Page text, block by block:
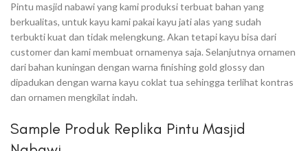
Pintu masjid nabawi yang kami produksi terbuat bahan yang
berkualitas, untuk kayu kami pakai kayu jati alas yang sudah
terbukti kuat dan tidak melengkung. Akan tetapi kayu bisa dari
customer dan kami membuat ornamenya saja. Selanjutnya ornamen
dari bahan kuningan dengan warna finishing gold glossy dan
dipadukan dengan warna kayu coklat tua sehingga terlihat kontras
dan ornamen mengkilat indah.
Sample Produk Replika Pintu Masjid